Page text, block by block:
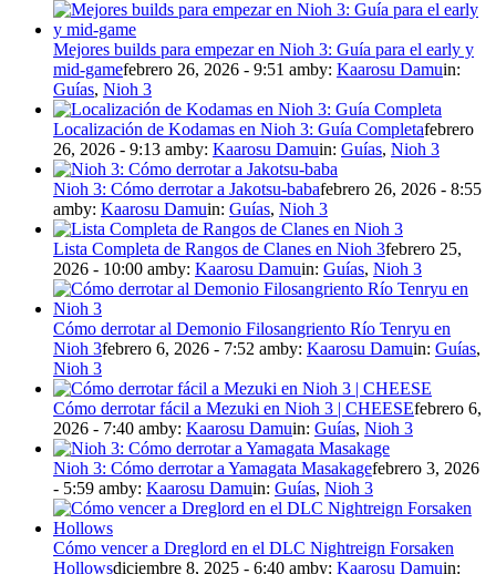
Mejores builds para empezar en Nioh 3: Guía para el early y
mid-gamefebrero 26, 2026 - 9:51 amby: Kaarosu Damuin:
Guías, Nioh 3
Localización de Kodamas en Nioh 3: Guía Completafebrero
26, 2026 - 9:13 amby: Kaarosu Damuin: Guías, Nioh 3
Nioh 3: Cómo derrotar a Jakotsu-babafebrero 26, 2026 - 8:55
amby: Kaarosu Damuin: Guías, Nioh 3
Lista Completa de Rangos de Clanes en Nioh 3febrero 25,
2026 - 10:00 amby: Kaarosu Damuin: Guías, Nioh 3
Cómo derrotar al Demonio Filosangriento Río Tenryu en
Nioh 3febrero 6, 2026 - 7:52 amby: Kaarosu Damuin: Guías,
Nioh 3
Cómo derrotar fácil a Mezuki en Nioh 3 | CHEESEfebrero 6,
2026 - 7:40 amby: Kaarosu Damuin: Guías, Nioh 3
Nioh 3: Cómo derrotar a Yamagata Masakagefebrero 3, 2026
- 5:59 amby: Kaarosu Damuin: Guías, Nioh 3
Cómo vencer a Dreglord en el DLC Nightreign Forsaken
Hollowsdiciembre 8, 2025 - 6:40 amby: Kaarosu Damuin: